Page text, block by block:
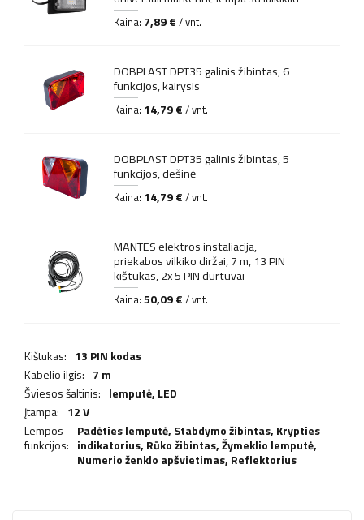
Kaina: 7,89 € / vnt.
DOBPLAST DPT35 galinis žibintas, 6
funkcijos, kairysis
Kaina: 14,79 € / vnt.
DOBPLAST DPT35 galinis žibintas, 5
funkcijos, dešinė
Kaina: 14,79 € / vnt.
MANTES elektros instaliacija,
priekabos vilkiko diržai, 7 m, 13 PIN
kištukas, 2x 5 PIN durtuvai
Kaina: 50,09 € / vnt.
Kištukas: 13 PIN kodas
Kabelio ilgis: 7 m
Šviesos šaltinis: lemputė, LED
Įtampa: 12 V
Lempos
funkcijos:
Padėties lemputė, Stabdymo žibintas, Krypties
indikatorius, Rūko žibintas,Žymeklio lemputė,
Numerio ženklo apšvietimas, Reflektorius